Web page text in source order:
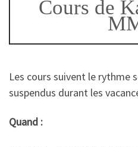
Cours de
Les cours suivent le rythme
suspendus durant les
Quand :